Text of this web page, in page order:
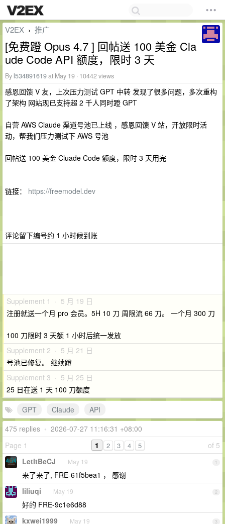
V2EX › 推广
[免费蹬 Opus 4.7 ] 回帖送 100 美金 Cla
ude Code API 额度，限时 3 天
By l534891619at May 19 · 10442 views
感恩回馈 V 友，上次压力测试 GPT 中转 发现了很多问题，多次重构
了架构 网站现已支持超 2 千人同时蹬 GPT
自营 AWS Claude 渠道号池已上线 ，感恩回馈 V 站，开放限时活
动，帮我们压力测试下 AWS 号池
回帖送 100 美金 Cluade Code 额度，限时 3 天用完
链接： https://freemodel.dev
评论留下编号约 1 小时候到账
Supplement 1 · 5 月 19 日
注册就送一个月 pro 会员。5H 10 刀 周限流 66 刀。 一个月 300 刀
100 刀限时 3 天额 1 小时后统一发放
Supplement 2 · 5 月 21 日
号池已修复。 继续蹬
Supplement 3 · 5 月 25 日
25 日在送 1 天 100 刀额度
GPT
Claude
API
475 replies • 2026-07-27 11:16:31 +08:00
Page 1
of 5
1 2 3 4 5
1
LetItBeCJ May 19
来了来了, FRE-61f5bea1 ， 感谢
2
liliuqi May 19
好的 FRE-9c1e6d88
3
kxwei1999 May 19